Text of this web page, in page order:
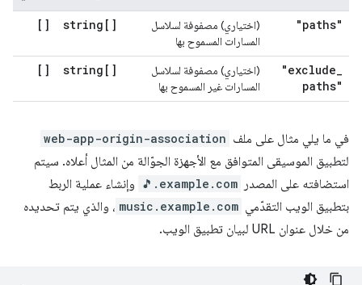
"paths"
(اختياري) مصفوفة لسلاسل
المسارات المسموح بها
string[]
[]
"exclude_
paths"
(اختياري) مصفوفة لسلاسل
المسارات غير المسموح بها
string[]
[]
في ما يلي مثال على ملف web-app-origin-association
لتطبيق الموسيقى المتوافق مع الأجهزة الجوّالة من المثال أعلاه. سيتم
استضافته على المصدر 🎵.example.com وإنشاء عملية الربط
بتطبيق الويب التقدّمي music.example.com ، والذي يتم تحديده
من خلال عنوان URL لبيان تطبيق الويب.